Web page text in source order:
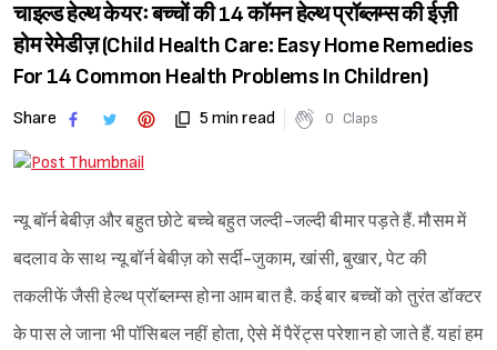
चाइल्ड हेल्थ केयरः बच्चों की 14 कॉमन हेल्थ प्रॉब्लम्स की ईज़ी
होम रेमेडीज़ (Child Health Care: Easy Home Remedies
For 14 Common Health Problems In Children)
Share 5 min read 0 Claps
न्यू बॉर्न बेबीज़ और बहुत छोटे बच्चे बहुत जल्दी-जल्दी बीमार पड़ते हैं. मौसम में
बदलाव के साथ न्यू बॉर्न बेबीज़ को सर्दी-जुकाम, खांसी, बुखार, पेट की
तकलीफें जैसी हेल्थ प्रॉब्लम्स होना आम बात है. कई बार बच्चों को तुरंत डॉक्टर
के पास ले जाना भी पॉसिबल नहीं होता, ऐसे में पैरेंट्स परेशान हो जाते हैं. यहां हम